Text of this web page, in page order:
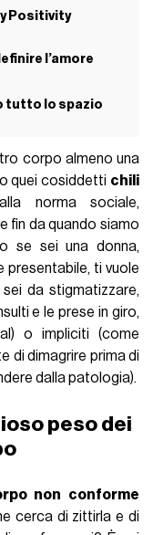
Positivity
l’amore
tutto lo spazio
corpo almeno una
quei cosiddetti chili
norma sociale,
fin da quando siamo
se sei una donna,
presentabile, ti vuole
da stigmatizzare,
e le prese in giro,
o impliciti (come
di dimagrire prima di
dalla patologia).
peso dei
non conforme
cerca di zittirla e di